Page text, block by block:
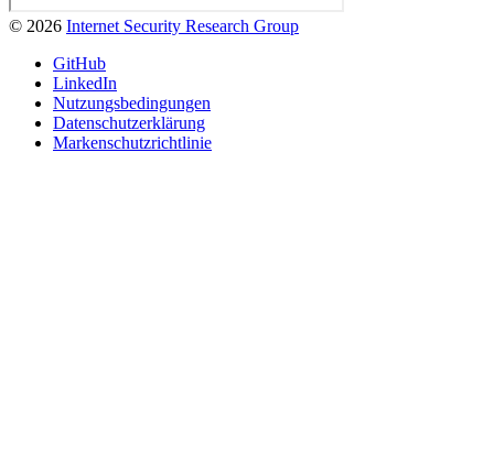
© 2026 Internet Security Research Group
GitHub
LinkedIn
Nutzungsbedingungen
Datenschutzerklärung
Markenschutzrichtlinie